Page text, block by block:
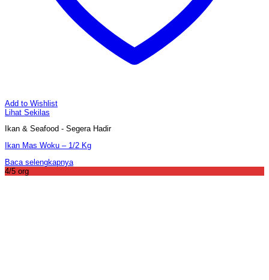
Add to Wishlist
Lihat Sekilas
Ikan & Seafood - Segera Hadir
Ikan Mas Woku – 1/2 Kg
Baca selengkapnya
4/5 org